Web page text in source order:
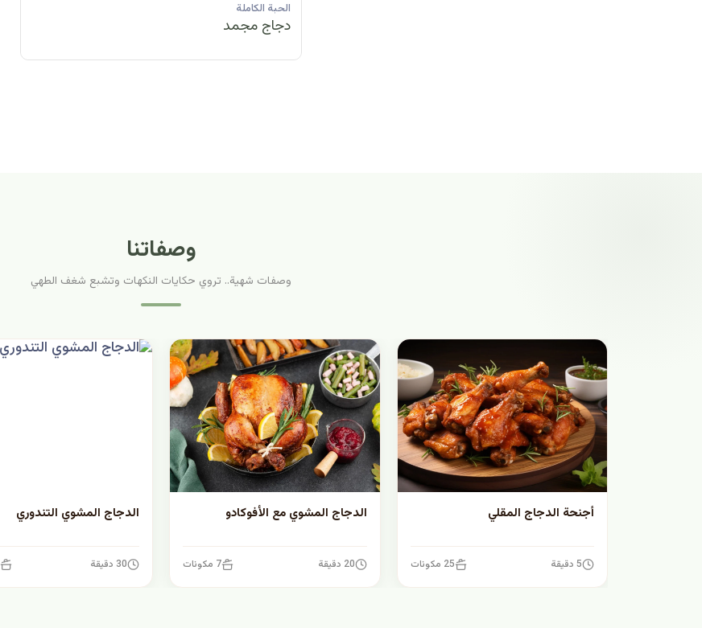
الحبة الكاملة
دجاج مبرد
وصفاتنا
وصفات شهية.. تروي حكايات النكهات وتشبع شغف الطهي
أجنحة الدجاج المقلي
5 دقيقة 25 مكونات
الدجاج المشوي مع الأفوكادو
20 دقيقة 7 مكونات
الدجاج المشوي التندوري
30 دقيقة